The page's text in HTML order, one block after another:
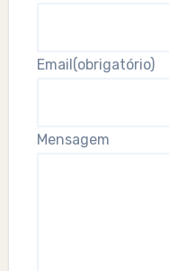
Email (obrigatório)
Mensagem